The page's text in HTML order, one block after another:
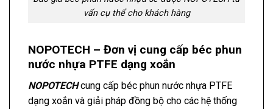
vấn cụ thể cho khách hàng
NOPOTECH – Đơn vị cung cấp béc phun
nước nhựa PTFE dạng xoắn
NOPOTECHcung cấp béc phun nước nhựa PTFE
dạng xoắn và giải pháp đồng bộ cho các hệ thống